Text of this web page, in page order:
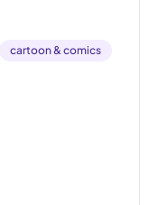
cartoon & comics